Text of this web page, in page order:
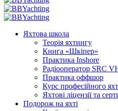
Яхтова школа
Теорія яхтингу
Книга «Шкіпер»
Практика Inshore
Радіооператор SRC
Практика оффшор
Курс професійного
Яхтові ліцензії та
Подорож на яхті